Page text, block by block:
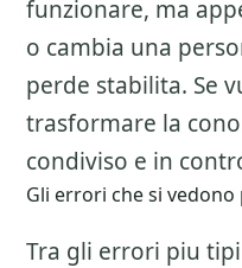
funzionare, ma
o cambia una
perde stabilita. Se
trasformare la
condiviso e in
Gli errori che si
Tra gli errori piu